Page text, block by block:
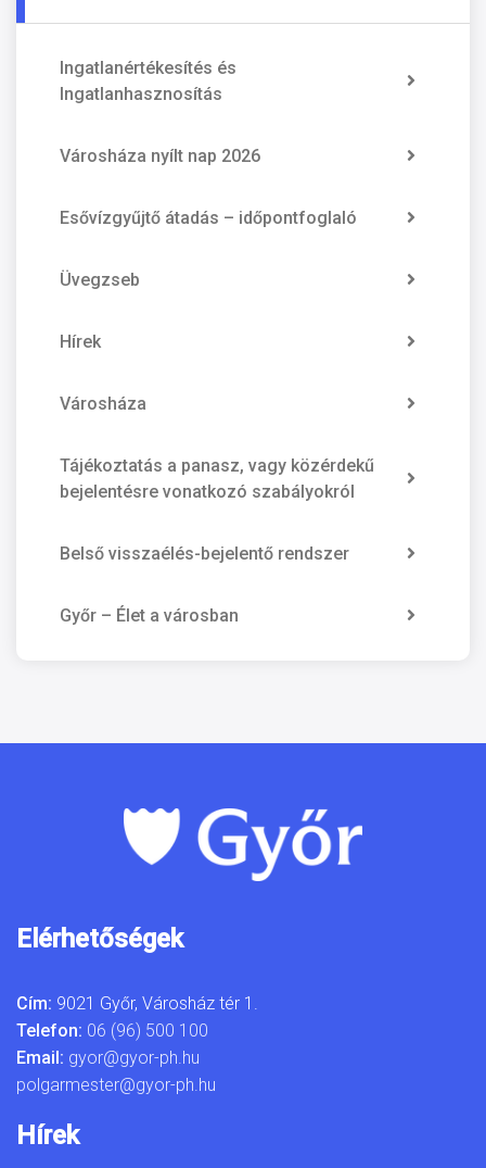
Ingatlanértékesítés és
Ingatlanhasznosítás
Városháza nyílt nap 2026
Esővízgyűjtő átadás – időpontfoglaló
Üvegzseb
Hírek
Városháza
Tájékoztatás a panasz, vagy közérdekű
bejelentésre vonatkozó szabályokról
Belső visszaélés-bejelentő rendszer
Győr – Élet a városban
Elérhetőségek
Cím: 9021 Győr, Városház tér 1.
Telefon: 06 (96) 500 100
Email: gyor@gyor-ph.hu
polgarmester@gyor-ph.hu
Hírek